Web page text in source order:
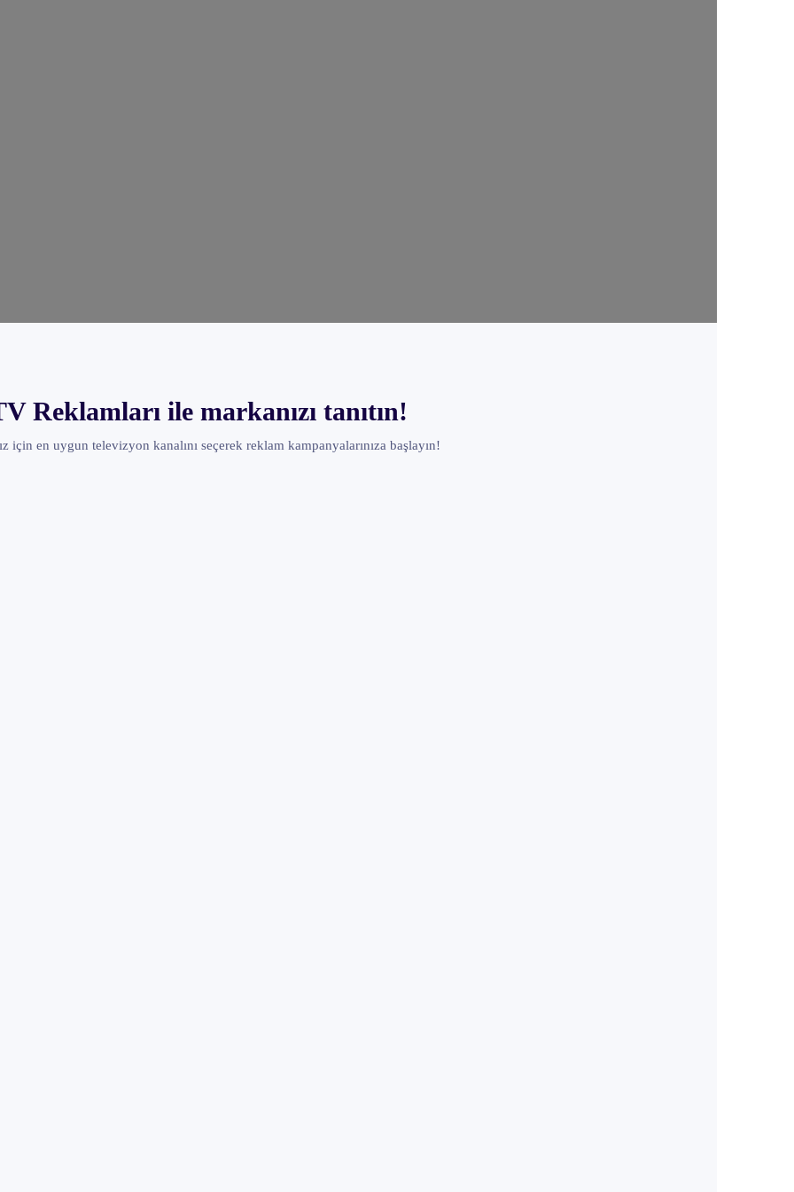
Reklamları ile markanızı tanıtın!
için en uygun televizyon kanalını seçerek reklam kampanyalarınıza başlayın!